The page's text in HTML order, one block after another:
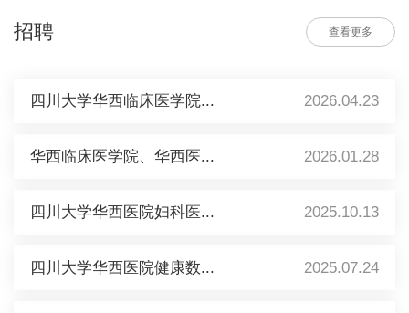
招聘 查看更多
四川大学华西临床医学院... 2026.04.23
华西临床医学院、华西医... 2026.01.28
四川大学华西医院妇科医... 2025.10.13
四川大学华西医院健康数... 2025.07.24